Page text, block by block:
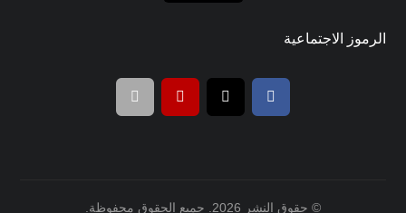
الرموز الاجتماعية
© حقوق النشر 2026. جميع الحقوق محفوظة.